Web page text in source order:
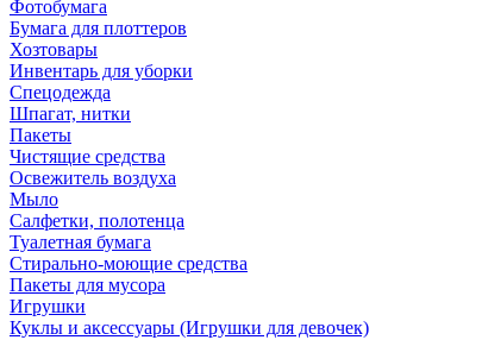
Фотобумага
Бумага для плоттеров
Хозтовары
Инвентарь для уборки
Спецодежда
Шпагат, нитки
Пакеты
Чистящие средства
Освежитель воздуха
Мыло
Салфетки, полотенца
Туалетная бумага
Стирально-моющие средства
Пакеты для мусора
Игрушки
Куклы и аксессуары (Игрушки для девочек)